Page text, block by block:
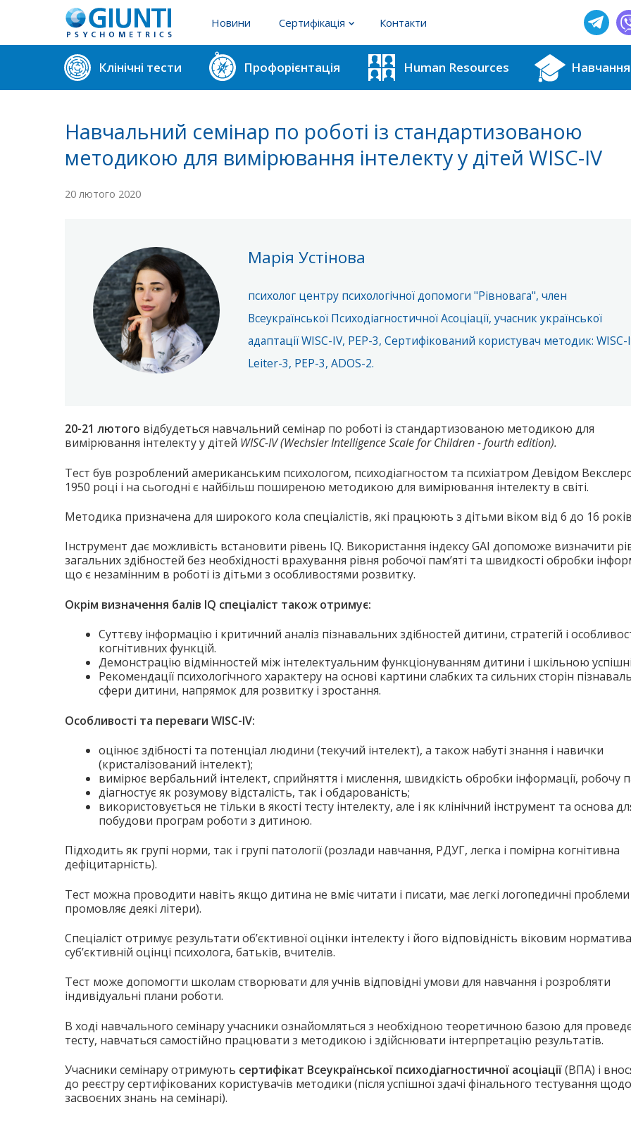
Новини Сертифікація
Реєстр фахівців з методик для ІРЦ
Реєстр користувачів тестових методик
Контакти
Клінічні тести Профорієнтація Human Resources Навчання
Навчальний семінар по роботі із стандартизованою
методикою для вимірювання інтелекту у дітей WISC-IV
20 лютого 2020
Марія Устінова
психолог центру психологічної допомоги "Рівновага", член
Всеукраїнської Психодіагностичної Асоціації, учасник української
адаптації WISC-IV, PEP-3, Сертифікований користувач методик: WISC-
Leiter-3, PEP-3, ADOS-2.
20-21 лютого відбудеться навчальний семінар по роботі із стандартизованою методикою для
вимірювання інтелекту у дітей WISC-IV (Wechsler Intelligence Scale for Children - fourth edition).
Тест був розроблений американським психологом, психодіагностом та психіатром Девідом
1950 році і на сьогодні є найбільш поширеною методикою для вимірювання інтелекту в світі.
Методика призначена для широкого кола спеціалістів, які працюють з дітьми віком від 6 до 16
Інструмент дає можливість встановити рівень IQ. Використання індексу GAI допоможе визначити
загальних здібностей без необхідності врахування рівня робочої пам’яті та швидкості обробки
що є незамінним в роботі із дітьми з особливостями розвитку.
Окрім визначення балів IQ спеціаліст також отримує:
Суттєву інформацію і критичний аналіз пізнавальних здібностей дитини, стратегій і
когнітивних функцій.
Демонстрацію відмінностей між інтелектуальним функціонуванням дитини і шкільною
Рекомендації психологічного характеру на основі картини слабких та сильних сторін
сфери дитини, напрямок для розвитку і зростання.
Особливості та переваги WISC-IV:
оцінює здібності та потенціал людини (текучий інтелект), а також набуті знання і навички
(кристалізований інтелект);
вимірює вербальний інтелект, сприйняття і мислення, швидкість обробки інформації, робочу
діагностує як розумову відсталість, так і обдарованість;
використовується не тільки в якості тесту інтелекту, але і як клінічний інструмент та основа
побудови програм роботи з дитиною.
Підходить як групі норми, так і групі патології (розлади навчання, РДУГ, легка і помірна когнітивна
дефіцитарність).
Тест можна проводити навіть якщо дитина не вміє читати і писати, має легкі логопедичні
промовляє деякі літери).
Спеціаліст отримує результати об’єктивної оцінки інтелекту і його відповідність віковим
суб’єктивній оцінці психолога, батьків, вчителів.
Тест може допомогти школам створювати для учнів відповідні умови для навчання і розробляти
індивідуальні плани роботи.
В ході навчального семінару учасники ознайомляться з необхідною теоретичною базою для
тесту, навчаться самостійно працювати з методикою і здійснювати інтерпретацію результатів.
Учасники семінару отримують сертифікат Всеукраїнської психодіагностичної асоціації(ВПА) і
до реєстру сертифікованих користувачів методики (після успішної здачі фінального тестування щодо
засвоєних знань на семінарі).